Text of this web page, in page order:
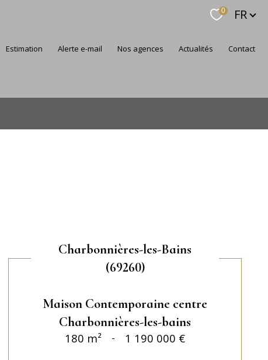
0 FR
estimation alerte e-mail nos agences actualités contact
Charbonnières-les-Bains
(69260)
Maison Contemporaine centre
Charbonnières-les-bains
180 m² - 1 190 000 €